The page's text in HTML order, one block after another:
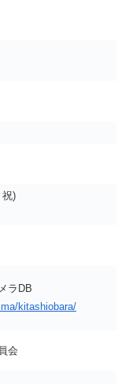
祝)
ラDB
kitashiobara/
会